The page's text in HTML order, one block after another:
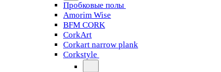
Пробковые полы
Amorim Wise
BFM CORK
CorkArt
Corkart narrow plank
Corkstyle